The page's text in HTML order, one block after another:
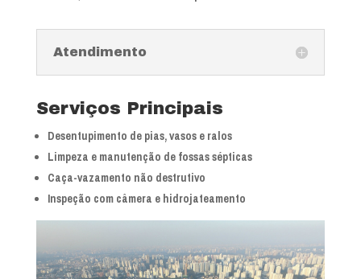
Atendimento
Serviços Principais
Desentupimento de pias, vasos e ralos
Limpeza e manutenção de fossas sépticas
Caça-vazamento não destrutivo
Inspeção com câmera e hidrojateamento